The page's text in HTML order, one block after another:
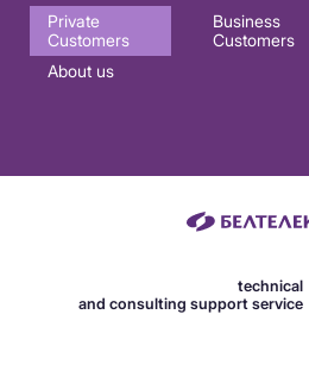
Основная
навигация
Private
Customers
Business
Customers
About us
technical
and consulting support service